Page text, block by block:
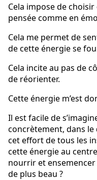
Cela impose de
pensée comme en
Cela me permet de
de cette énergie se
Cela incite au pas de
de réorienter.
Cette énergie m’est
Il est facile de
concrètement, dans
cet effort de tous les
cette énergie au
nourrir et
de plus beau ?